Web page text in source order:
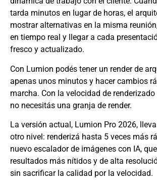
tarda minutos en lugar de horas, el
mostrar alternativas en la misma
en tiempo real y llegar a cada
fresco y actualizado.
Con Lumion podés tener un render de
apenas unos minutos y hacer cambios
marcha. Con la velocidad de
no necesitás una granja de render.
La versión actual, Lumion Pro 2026,
otro nivel: renderizá hasta 5 veces más
nuevo escalador de imágenes con IA,
resultados más nítidos y de alta
sin sacrificar la calidad por la velocidad.